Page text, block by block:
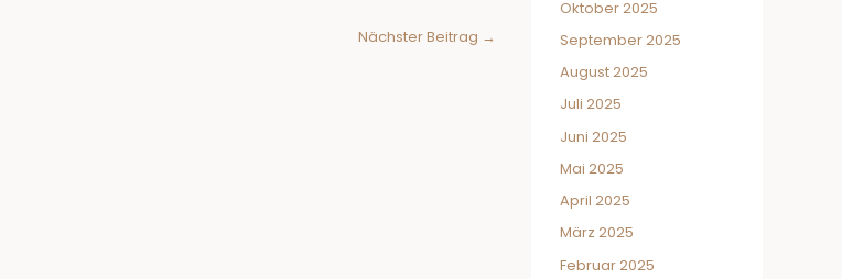
Nächster Beitrag →
Oktober 2025
September 2025
August 2025
Juli 2025
Juni 2025
Mai 2025
April 2025
März 2025
Februar 2025